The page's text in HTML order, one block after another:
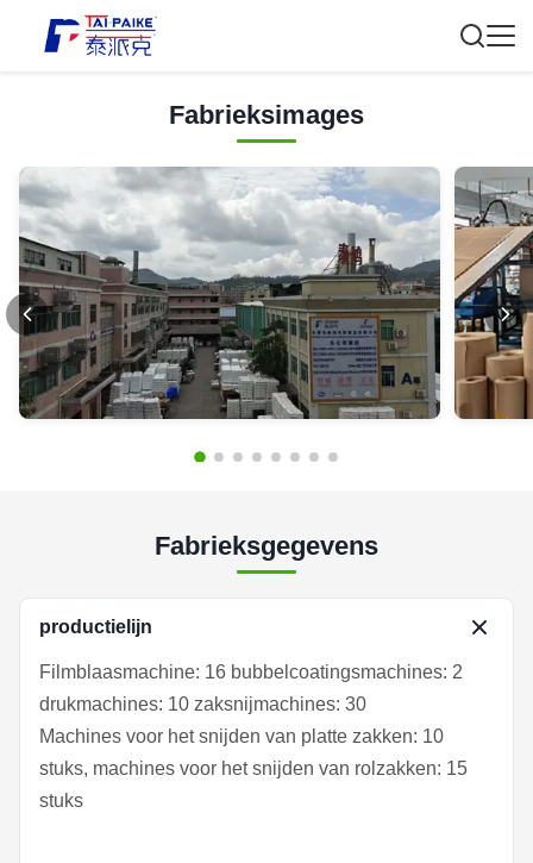
Fabrieksimages
Fabrieksgegevens
productielijn
Filmblaasmachine: 16 bubbelcoatingsmachines: 2
drukmachines: 10 zaksnijmachines: 30
Machines voor het snijden van platte zakken: 10
stuks, machines voor het snijden van rolzakken: 15
stuks